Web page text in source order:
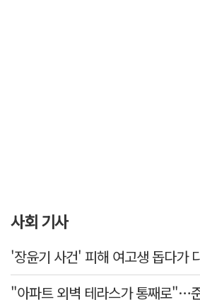
사회 기사